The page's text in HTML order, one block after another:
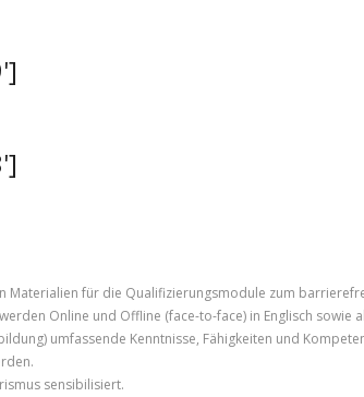
Materialien für die Qualifizierungsmodule zum
Online und Offline (face-to-face) in Englisch sowie
umfassende Kenntnisse, Fähigkeiten und
sensibilisiert.